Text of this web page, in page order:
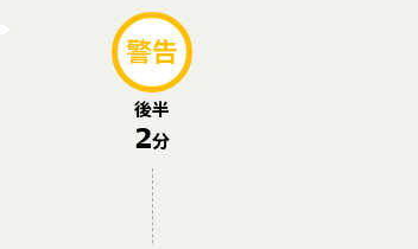
警告
後半
2分